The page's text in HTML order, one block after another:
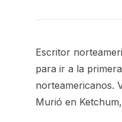
Escritor
para ir a la
norteamericanos.
Murió en